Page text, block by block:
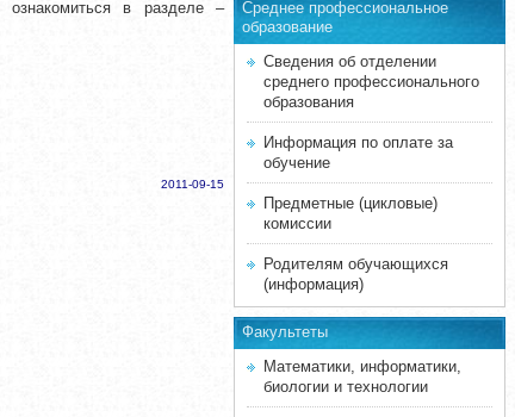
в разделе –
2011-09-15
Среднее професcиональное
образование
Сведения об отделении
среднего профессионального
образования
Информация по оплате за
обучение
Предметные (цикловые)
комиссии
Родителям обучающихся
(информация)
Факультеты
Математики, информатики,
биологии и технологии